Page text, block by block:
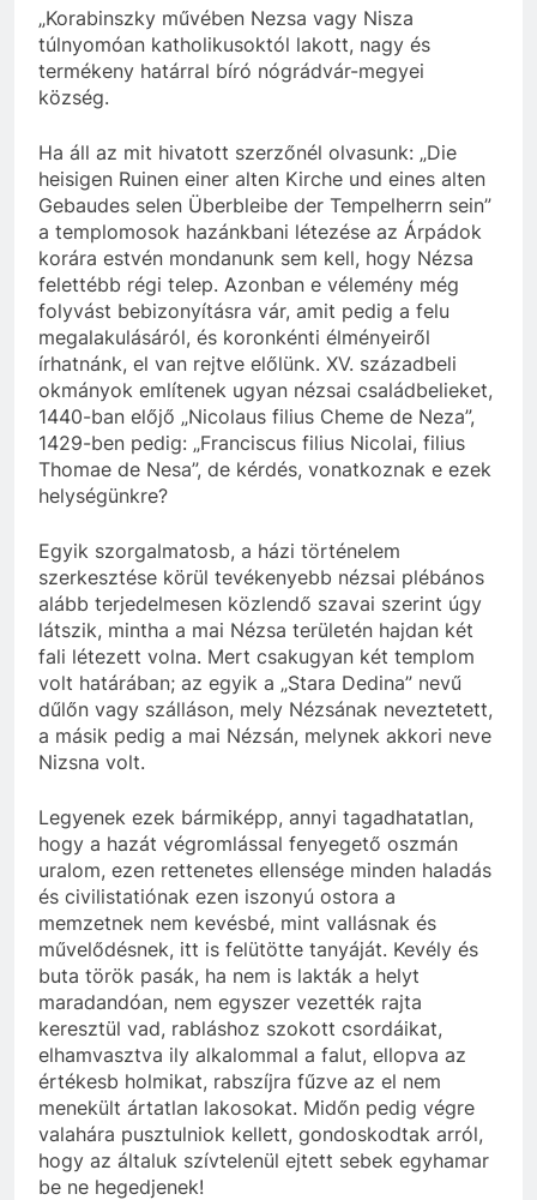
„Korabinszky művében Nezsa vagy Nisza
túlnyomóan katholikusoktól lakott, nagy és
termékeny határral bíró nógrádvár-megyei
község.
Ha áll az mit hivatott szerzőnél olvasunk: „Die
heisigen Ruinen einer alten Kirche und eines alten
Gebaudes selen Überbleibe der Tempelherrn sein”
a templomosok hazánkbani létezése az Árpádok
korára estvén mondanunk sem kell, hogy Nézsa
felettébb régi telep. Azonban e vélemény még
folyvást bebizonyításra vár, amit pedig a felu
megalakulásáról, és koronkénti élményeiről
írhatnánk, el van rejtve előlünk. XV. századbeli
okmányok említenek ugyan nézsai családbelieket,
1440-ban előjő „Nicolaus filius Cheme de Neza”,
1429-ben pedig: „Franciscus filius Nicolai, filius
Thomae de Nesa”, de kérdés, vonatkoznak e ezek
helységünkre?
Egyik szorgalmatosb, a házi történelem
szerkesztése körül tevékenyebb nézsai plébános
alább terjedelmesen közlendő szavai szerint úgy
látszik, mintha a mai Nézsa területén hajdan két
fali létezett volna. Mert csakugyan két templom
volt határában; az egyik a „Stara Dedina” nevű
dűlőn vagy szálláson, mely Nézsának neveztetett,
a másik pedig a mai Nézsán, melynek akkori neve
Nizsna volt.
Legyenek ezek bármiképp, annyi tagadhatatlan,
hogy a hazát végromlással fenyegető oszmán
uralom, ezen rettenetes ellensége minden haladás
és civilistatiónak ezen iszonyú ostora a
memzetnek nem kevésbé, mint vallásnak és
művelődésnek, itt is felütötte tanyáját. Kevély és
buta török pasák, ha nem is lakták a helyt
maradandóan, nem egyszer vezették rajta
keresztül vad, rabláshoz szokott csordáikat,
elhamvasztva ily alkalommal a falut, ellopva az
értékesb holmikat, rabszíjra fűzve az el nem
menekült ártatlan lakosokat. Midőn pedig végre
valahára pusztulniok kellett, gondoskodtak arról,
hogy az általuk szívtelenül ejtett sebek egyhamar
be ne hegedjenek!